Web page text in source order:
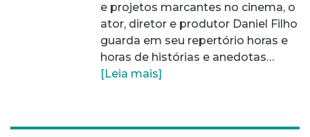
e projetos marcantes no cinema, o
ator, diretor e produtor Daniel Filho
guarda em seu repertório horas e
horas de histórias e anedotas…
[Leia mais]